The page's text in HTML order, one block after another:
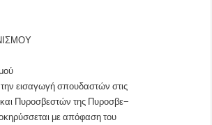
εισαγωγή σπουδαστών στις
Πυροσβεστών της Πυροσβε−
με απόφαση του